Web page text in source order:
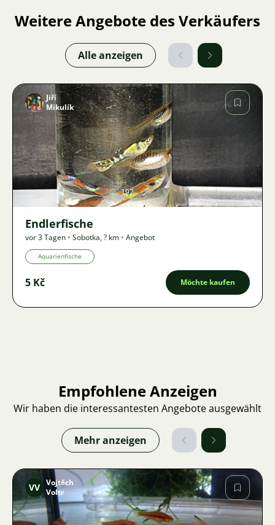
Weitere Angebote des Verkäufers
Alle anzeigen
Bild
Jiří
Mikulík
192
Endlerfische
vor 3 Tagen • Sobotka,? km • Angebot
Aquarienfische
5 Kč Möchte kaufen
Empfohlene Anzeigen
Wir haben die interessantesten Angebote ausgewählt
Mehr anzeigen
VV Vojtěch
Voltr